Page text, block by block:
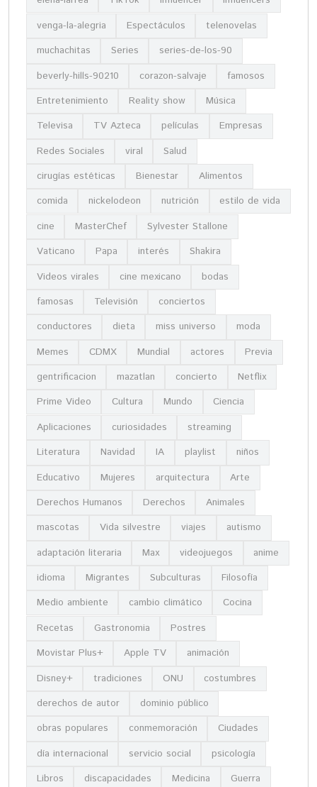
venga-la-alegria
Espectáculos
telenovelas
muchachitas
Series
series-de-los-90
beverly-hills-90210
corazon-salvaje
famosos
Entretenimiento
Reality show
Música
Televisa
TV Azteca películas
Empresas
Redes Sociales
viral
Salud
cirugías estéticas
Bienestar
Alimentos
comida
nickelodeon nutrición
estilo de vida
cine
MasterChef
Sylvester Stallone
Vaticano
Papa interés
Shakira
Videos virales
cine mexicano
bodas
famosas
Televisión
conciertos
conductores
dieta miss universo
moda
Memes
CDMX Mundial actores
Previa
gentrificacion
mazatlan concierto
Netflix
Prime Video
Cultura Mundo
Ciencia
Aplicaciones
curiosidades
streaming
Literatura
Navidad IA playlist
niños
Educativo
Mujeres arquitectura
Arte
Derechos Humanos
Derechos
Animales
mascotas
Vida silvestre viajes
autismo
adaptación literaria
Max videojuegos
anime
idioma
Migrantes Subculturas
Filosofía
Medio ambiente
cambio climático
Cocina
Recetas
Gastronomia
Postres
Movistar Plus+
Apple TV
animación
Disney+
tradiciones ONU
costumbres
derechos de autor
dominio público
obras populares
conmemoración
Ciudades
día internacional
servicio social
psicología
Libros
discapacidades Medicina
Guerra